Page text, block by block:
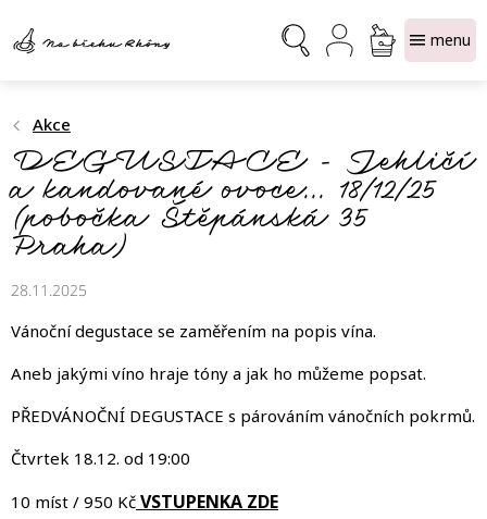
obsah
NÁKUPNÍ
KOŠÍK
Akce
DEGUSTACE - Jehličí
a kandované ovoce... 18/12/25
(pobočka Štěpánská 35
Praha)
28.11.2025
Vánoční degustace se zaměřením na popis vína.
Aneb jakými víno hraje tóny a jak ho můžeme popsat.
PŘEDVÁNOČNÍ DEGUSTACE s párováním vánočních pokrmů.
Čtvrtek 18.12. od 19:00
10 míst / 950 Kč VSTUPENKA ZDE